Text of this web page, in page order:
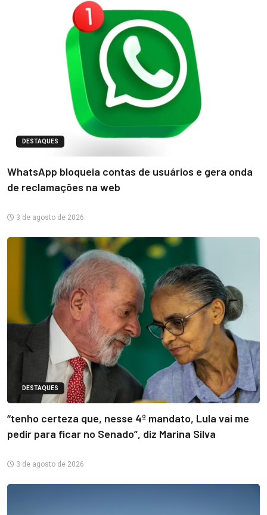
DESTAQUES
WhatsApp bloqueia contas de usuários e gera onda
de reclamações na web
3 de agosto de 2026
DESTAQUES
“tenho certeza que, nesse 4º mandato, Lula vai me
pedir para ficar no Senado”, diz Marina Silva
3 de agosto de 2026